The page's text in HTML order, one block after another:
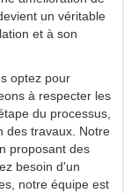
un véritable
et à son
optez pour
à respecter les
du processus,
des travaux. Notre
proposant des
besoin d'un
notre équipe est